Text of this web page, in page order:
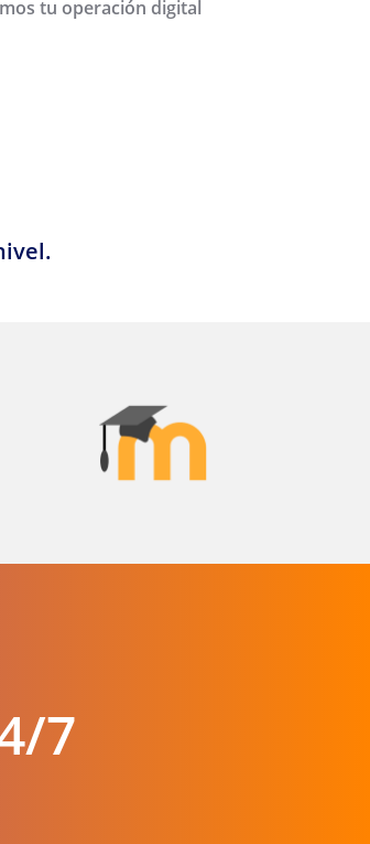
tu operación digital
7